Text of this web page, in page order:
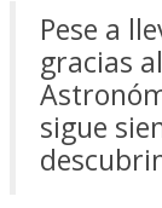
Pese a
gracias
sigue